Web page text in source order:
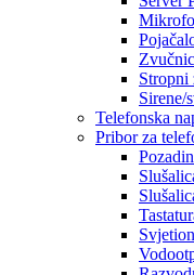
Stropni
Sirene/
Telefonska
Pribor za